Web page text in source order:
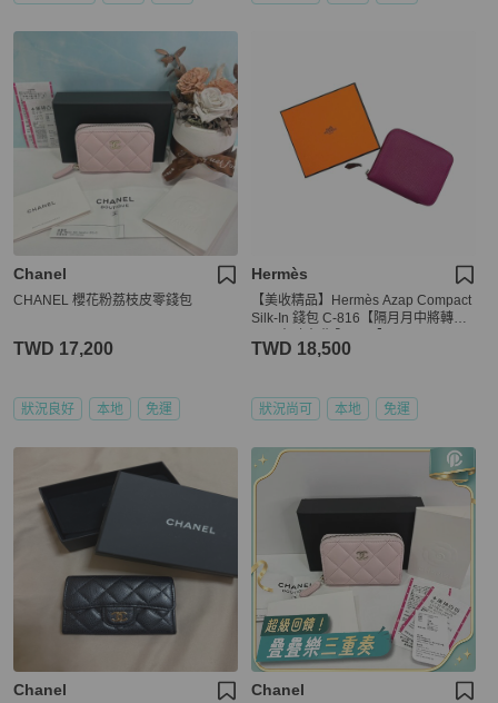
Chanel
CHANEL 櫻花粉荔枝皮零錢包
TWD 17,200
狀況良好 本地 免運
Hermès
【美收精品】Hermès Azap Compact
Silk-In 錢包 C-816【隔月月中將轉賣
TWD 18,500
狀況尚可 本地 免運
Chanel Chanel